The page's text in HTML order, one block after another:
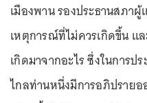
เมืองพาน รองประธานสภา
เหตุการณ์ที่ไม่ควรเกิดขึ้น แ
เกิดมาจากอะไร ซึ่งในการ
ไกลท่านหนึ่งมีการอภิปราย